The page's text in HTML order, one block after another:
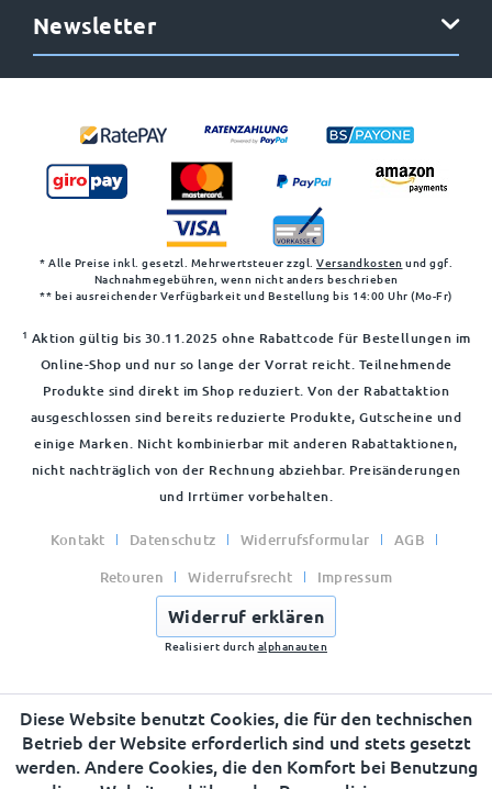
Newsletter
* Alle Preise inkl. gesetzl. Mehrwertsteuer zzgl. Versandkosten und ggf.
Nachnahmegebühren, wenn nicht anders beschrieben
** bei ausreichender Verfügbarkeit und Bestellung bis 14:00 Uhr (Mo-Fr)
1 Aktion gültig bis 30.11.2025 ohne Rabattcode für Bestellungen im
Online-Shop und nur so lange der Vorrat reicht. Teilnehmende
Produkte sind direkt im Shop reduziert. Von der Rabattaktion
ausgeschlossen sind bereits reduzierte Produkte, Gutscheine und
einige Marken. Nicht kombinierbar mit anderen Rabattaktionen,
nicht nachträglich von der Rechnung abziehbar. Preisänderungen
und Irrtümer vorbehalten.
Kontakt Datenschutz Widerrufsformular
AGB
Retouren
Widerrufsrecht Impressum
Widerruf erklären
Realisiert durch alphanauten
Diese Website benutzt Cookies, die für den technischen
Betrieb der Website erforderlich sind und stets gesetzt
werden. Andere Cookies, die den Komfort bei Benutzung